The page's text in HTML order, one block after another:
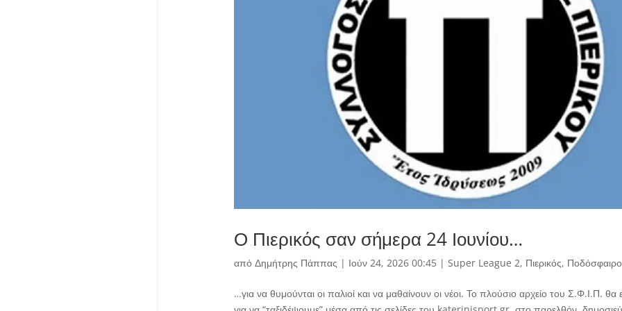
Ο Πιερικός σαν σήμερα 24 Ιουνίου…
από Δημήτρης Πάππας | Ιούν 24, 2026 00:45| Super League 2, Πιερικός, Ποδόσφαιρο
…για να θυμούνται οι παλιοί και να μαθαίνουν οι νέοι. Το πλούσιο αρχείο του Σ.Φ.Ι.Π. θα